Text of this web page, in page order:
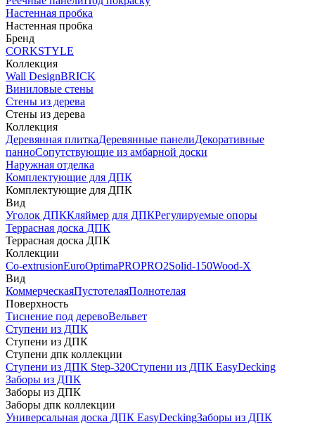
Настенная пробка
Настенная пробка
Бренд
CORKSTYLE
Коллекция
Wall DesignBRICK
Виниловые стены
Стены из дерева
Стены из дерева
Коллекция
Деревянная плиткаДеревянные панелиДекоративные
панноСопутствующие из амбарной доски
Наружная отделка
Комплектующие для ДПК
Комплектующие для ДПК
Вид
Уголок ДПККляймер для ДПКРегулируемые опоры
Террасная доска ДПК
Террасная доска ДПК
Коллекции
Co-extrusionEuroOptimaPROPRO2Solid-150Wood-X
Вид
КоммерческаяПустотелаяПолнотелая
Поверхность
Тиснение под деревоВельвет
Ступени из ДПК
Ступени из ДПК
Ступени дпк коллекции
Ступени из ДПК Step-320Ступени из ДПК EasyDecking
Заборы из ДПК
Заборы из ДПК
Заборы дпк коллекции
Универсальная доска ДПК EasyDeckingЗаборы из ДПК